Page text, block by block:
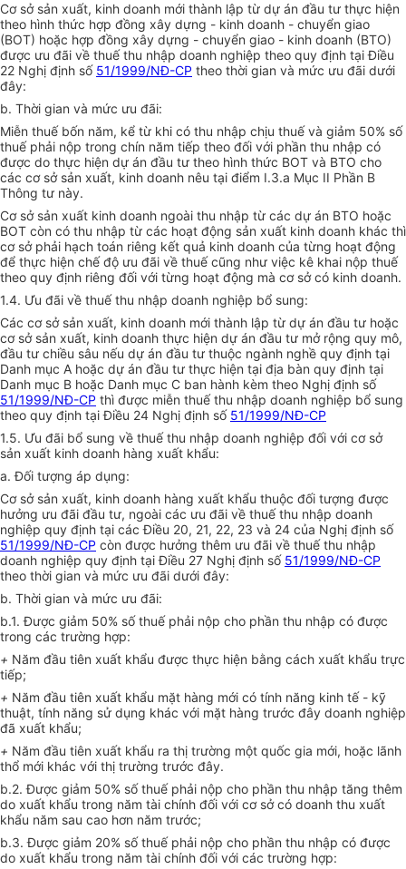
Cơ sở sản xuất, kinh doanh mới thành lập từ dự án đầu tư thực hiện
theo hình thức hợp đồng xây dựng - kinh doanh - chuyển giao
(BOT) hoặc hợp đồng xây dựng - chuyển giao - kinh doanh (BTO)
được ưu đãi về thuế thu nhập doanh nghiệp theo quy định tại Điều
22 Nghị định số 51/1999/NĐ-CP theo thời gian và mức ưu đãi dưới
đây:
b. Thời gian và mức ưu đãi:
Miễn thuế bốn năm, kể từ khi có thu nhập chịu thuế và giảm 50% số
thuế phải nộp trong chín năm tiếp theo đối với phần thu nhập có
được do thực hiện dự án đầu tư theo hình thức BOT và BTO cho
các cơ sở sản xuất, kinh doanh nêu tại điểm I.3.a Mục II Phần B
Thông tư này.
Cơ sở sản xuất kinh doanh ngoài thu nhập từ các dự án BTO hoặc
BOT còn có thu nhập từ các hoạt động sản xuất kinh doanh khác thì
cơ sở phải hạch toán riêng kết quả kinh doanh của từng hoạt động
để thực hiện chế độ ưu đãi về thuế cũng như việc kê khai nộp thuế
theo quy định riêng đối với từng hoạt động mà cơ sở có kinh doanh.
1.4. Ưu đãi về thuế thu nhập doanh nghiệp bổ sung:
Các cơ sở sản xuất, kinh doanh mới thành lập từ dự án đầu tư hoặc
cơ sở sản xuất, kinh doanh thực hiện dự án đầu tư mở rộng quy mô,
đầu tư chiều sâu nếu dự án đầu tư thuộc ngành nghề quy định tại
Danh mục A hoặc dự án đầu tư thực hiện tại địa bàn quy định tại
Danh mục B hoặc Danh mục C ban hành kèm theo Nghị định số
51/1999/NĐ-CP thì được miễn thuế thu nhập doanh nghiệp bổ sung
theo quy định tại Điều 24 Nghị định số 51/1999/NĐ-CP
1.5. Ưu đãi bổ sung về thuế thu nhập doanh nghiệp đối với cơ sở
sản xuất kinh doanh hàng xuất khẩu:
a. Đối tượng áp dụng:
Cơ sở sản xuất, kinh doanh hàng xuất khẩu thuộc đối tượng được
hưởng ưu đãi đầu tư, ngoài các ưu đãi về thuế thu nhập doanh
nghiệp quy định tại các Điều 20, 21, 22, 23 và 24 của Nghị định số
51/1999/NĐ-CP còn được hưởng thêm ưu đãi về thuế thu nhập
doanh nghiệp quy định tại Điều 27 Nghị định số 51/1999/NĐ-CP
theo thời gian và mức ưu đãi dưới đây:
b. Thời gian và mức ưu đãi:
b.1. Được giảm 50% số thuế phải nộp cho phần thu nhập có được
trong các trường hợp:
+ Năm đầu tiên xuất khẩu được thực hiện bằng cách xuất khẩu trực
tiếp;
+ Năm đầu tiên xuất khẩu mặt hàng mới có tính năng kinh tế - kỹ
thuật, tính năng sử dụng khác với mặt hàng trước đây doanh nghiệp
đã xuất khẩu;
+ Năm đầu tiên xuất khẩu ra thị trường một quốc gia mới, hoặc lãnh
thổ mới khác với thị trường trước đây.
b.2. Được giảm 50% số thuế phải nộp cho phần thu nhập tăng thêm
do xuất khẩu trong năm tài chính đối với cơ sở có doanh thu xuất
khẩu năm sau cao hơn năm trước;
b.3. Được giảm 20% số thuế phải nộp cho phần thu nhập có được
do xuất khẩu trong năm tài chính đối với các trường hợp: